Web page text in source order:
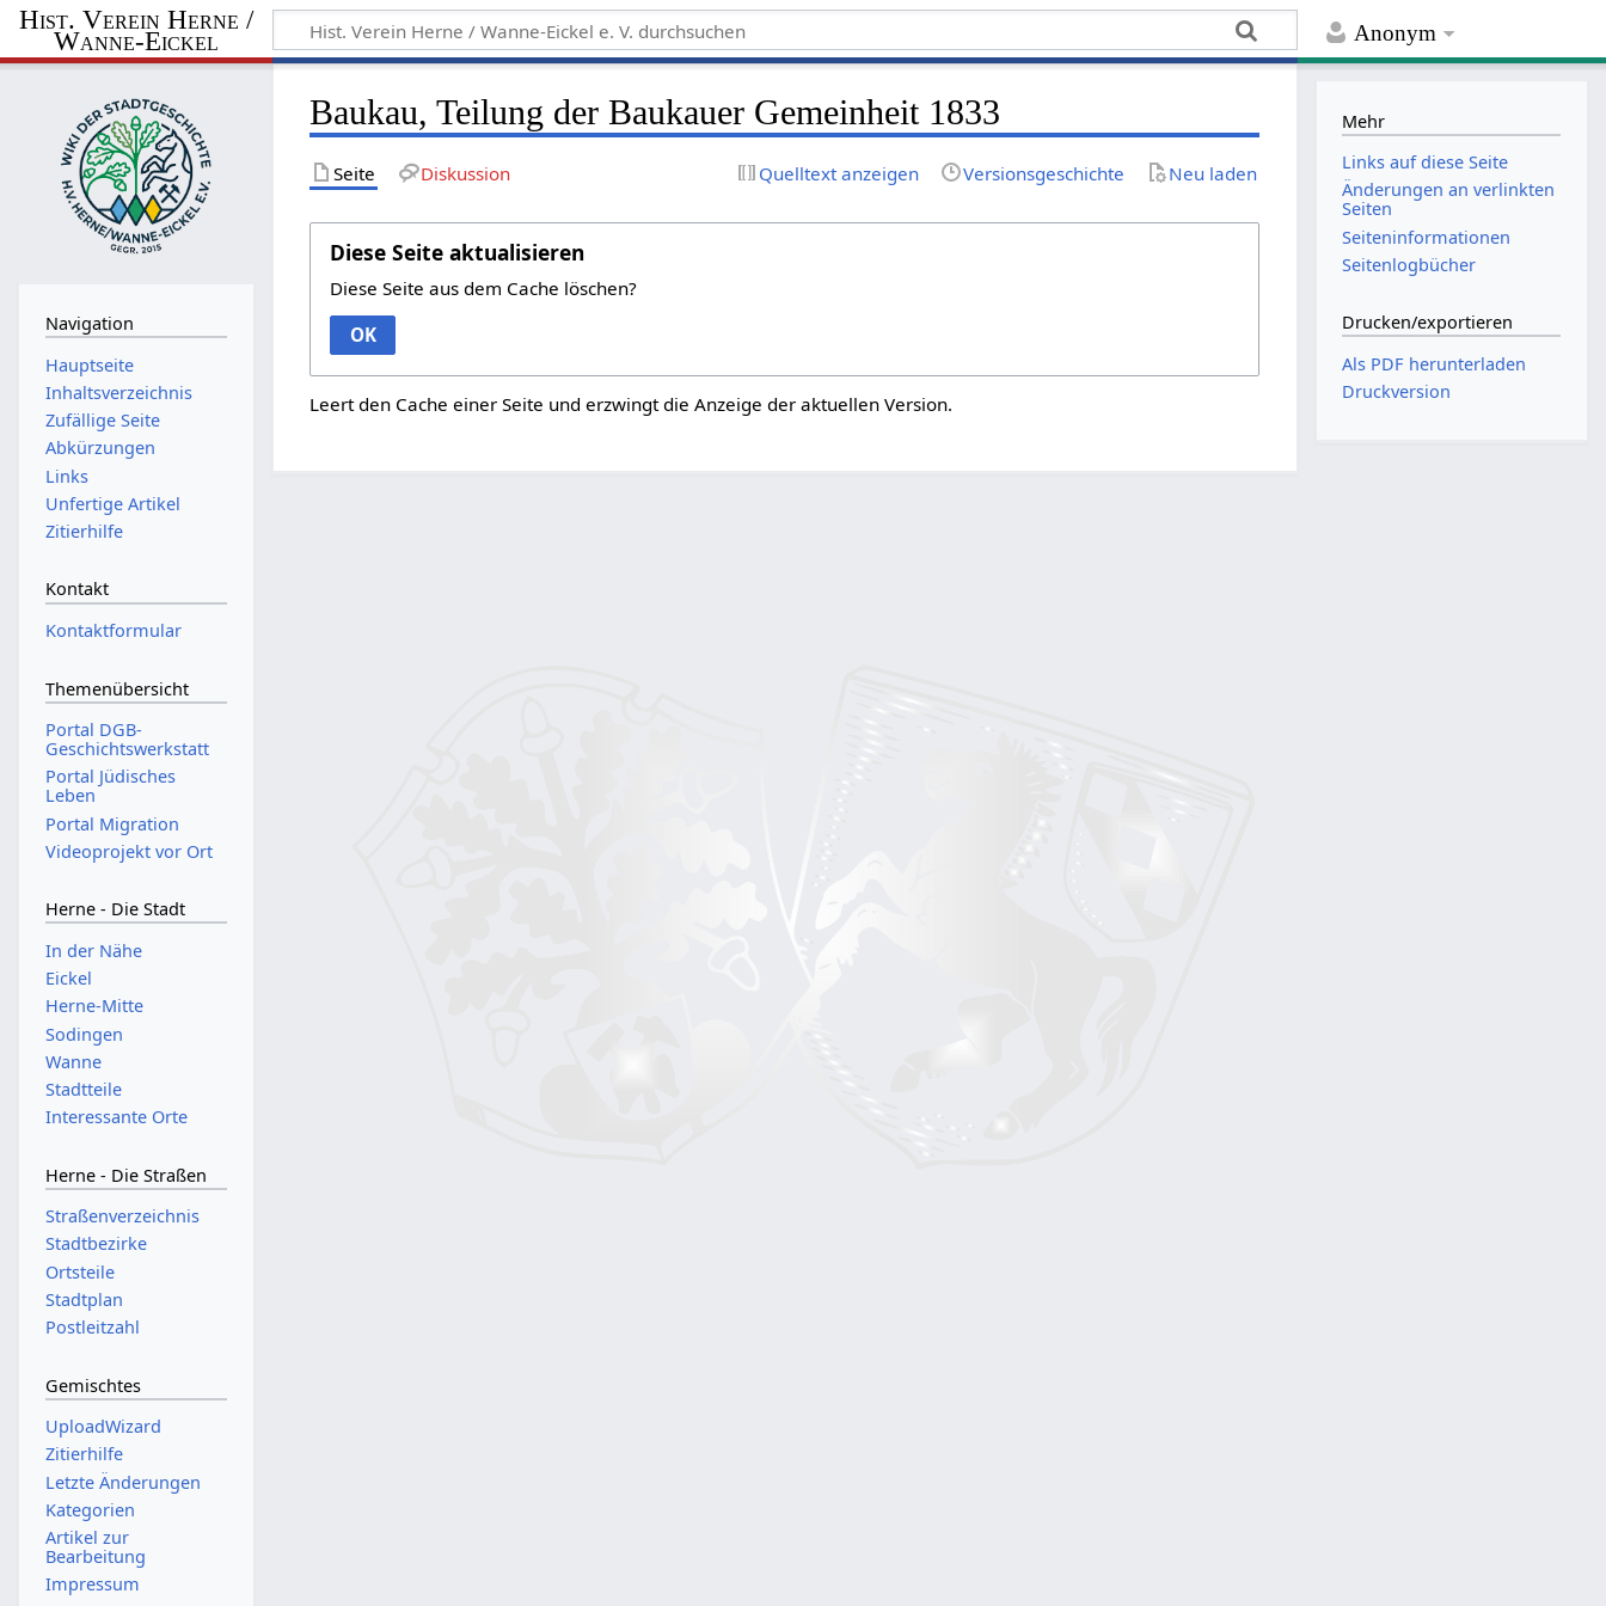
Anonym
Hist. Verein Herne /
Wanne-Eickel
Baukau, Teilung der Baukauer Gemeinheit 1833
Seite Diskussion Quelltext anzeigen Versionsgeschichte Neu laden
Diese Seite aktualisieren
Diese Seite aus dem Cache löschen?
OK
Leert den Cache einer Seite und erzwingt die Anzeige der aktuellen Version.
Navigation
Hauptseite
Inhaltsverzeichnis
Zufällige Seite
Abkürzungen
Links
Unfertige Artikel
Zitierhilfe
Kontakt
Kontaktformular
Themenübersicht
Portal DGB-
Geschichtswerkstatt
Portal Jüdisches
Leben
Portal Migration
Videoprojekt vor Ort
Herne - Die Stadt
In der Nähe
Eickel
Herne-Mitte
Sodingen
Wanne
Stadtteile
Interessante Orte
Herne - Die Straßen
Straßenverzeichnis
Stadtbezirke
Ortsteile
Stadtplan
Postleitzahl
Gemischtes
UploadWizard
Zitierhilfe
Letzte Änderungen
Kategorien
Artikel zur
Bearbeitung
Impressum
Mehr
Links auf diese Seite
Änderungen an verlinkten
Seiten
Seiten­­informationen
Seitenlogbücher
Drucken/­exportieren
Als PDF herunterladen
Druckversion